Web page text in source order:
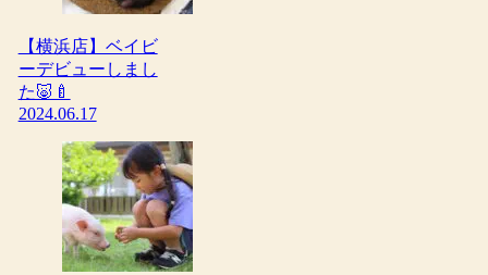
【横浜店】ベイビ
ーデビューしまし
た🐷🍼
2024.06.17